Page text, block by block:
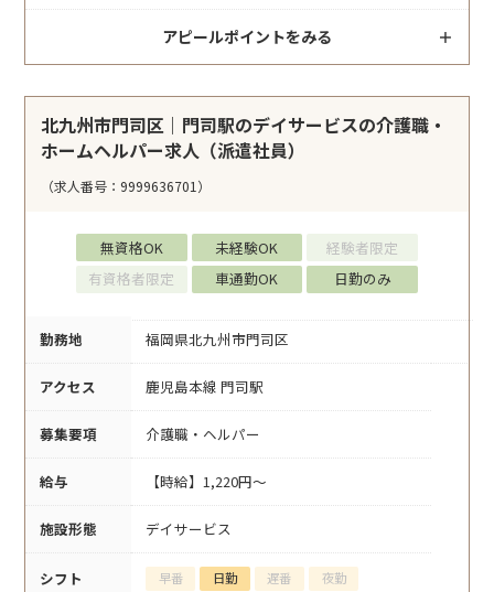
アピールポイントをみる
北九州市門司区｜門司駅のデイサービスの介護職・
ホームヘルパー求人（派遣社員）
（求人番号：9999636701）
無資格OK 未経験OK
経験者限定
有資格者限定
車通勤OK 日勤のみ
勤務地 福岡県北九州市門司区
アクセス 鹿児島本線 門司駅
募集要項 介護職・ヘルパー
給与 【時給】1,220円～
施設形態 デイサービス
シフト 早番 日勤 遅番 夜勤